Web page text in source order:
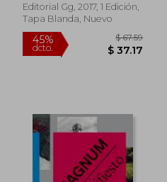
40%
dcto. $ 35.78
Editorial Gg, 2017, 1 Edición,
Tapa Blanda, Nuevo